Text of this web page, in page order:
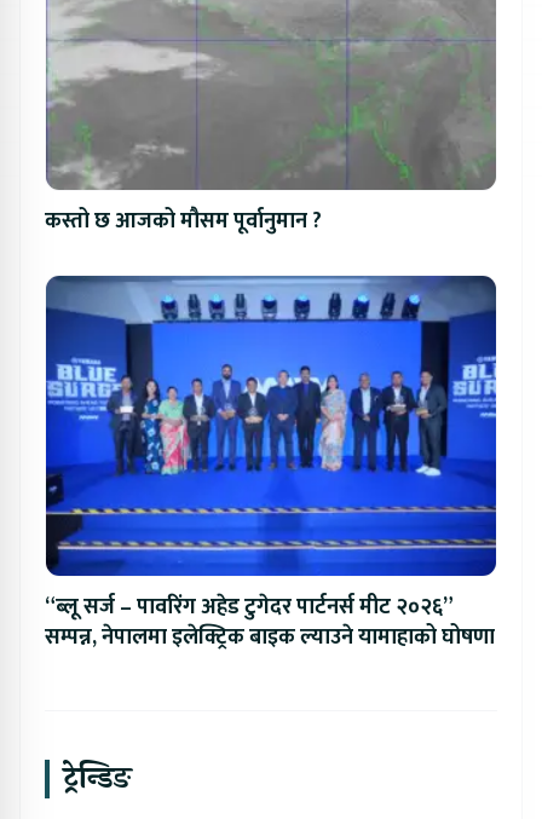
कस्तो छ आजको मौसम पूर्वानुमान ?
“ब्लू सर्ज – पावरिंग अहेड टुगेदर पार्टनर्स मीट २०२६”
सम्पन्न, नेपालमा इलेक्ट्रिक बाइक ल्याउने यामाहाको घोषणा
ट्रेन्डिङ